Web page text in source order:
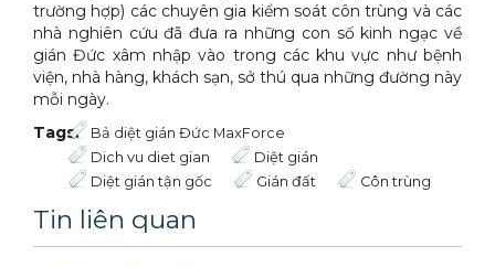
trường hợp) các chuyên gia kiểm soát côn trùng và các
nhà nghiên cứu đã đưa ra những con số kinh ngạc về
gián Đức xâm nhập vào trong các khu vực như bệnh
viện, nhà hàng, khách sạn, sở thú qua những đường này
mỗi ngày.
Tags: Bả diệt gián Đức MaxForce
Dich vu diet gian
Diệt gián
Diệt gián tận gốc
Gián đất Côn trùng
Tin liên quan